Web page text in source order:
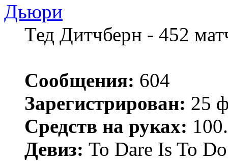
Дьюри
Тед Дитчберн - 452
Сообщения: 604
Зарегистрирован: 25
Средств на руках:
Девиз: To Dare Is To Do